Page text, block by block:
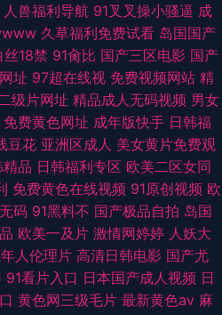
人兽福利导航 91叉叉操小骚逼 成
久草福利免费试看 岛国国产
丝18禁 91肏比 国产三区电影 国产
址 97超在线视 免费视频网站 精
级片网址 精品成人无码视频 男女
免费黄色网址 成年版快手 日韩福
豆花 亚洲区成人 美女黄片免费观
精品 日韩福利专区 欧美二区女同
免费黄色在线视频 91原创视频 欧
码 91黑料不 国产极品自拍 岛国
欧美一及片 激情网婷婷 人妖大
人伦理片 高清日韩电影 国产尤
91看片入口 日本国产成人视频 日
黄色网三级毛片 最新黄色av 麻